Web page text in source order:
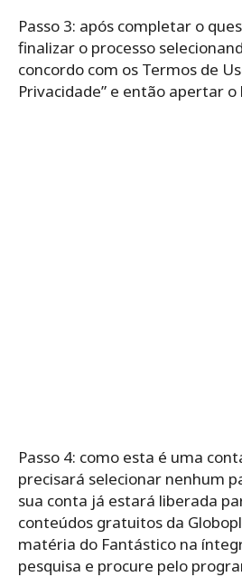
Passo 3: após completar o
finalizar o processo
concordo com os Termos de
Privacidade” e então apertar o
Passo 4: como esta é uma
precisará selecionar nenhum
sua conta já estará liberada
conteúdos gratuitos da
matéria do Fantástico na
pesquisa e procure pelo